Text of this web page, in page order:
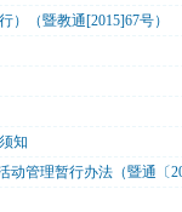
（暨教通[2015]67号）
知
动管理暂行办法（暨通〔